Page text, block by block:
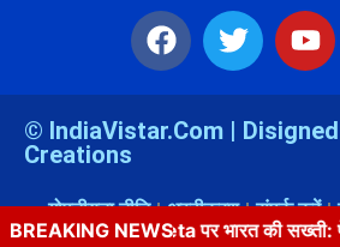
© IndiaVistar.Com | Disigned
Creations
गोपनीयता नीति अस्वीकरण संपर्क करें
BREAKING NEWS
Meta पर भारत की सख्ती: पेड प्रमोशन, स्कैम